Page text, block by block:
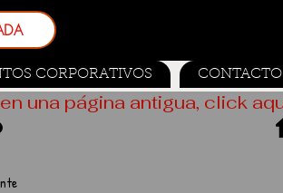
CORPORATIVOS CONTACTO